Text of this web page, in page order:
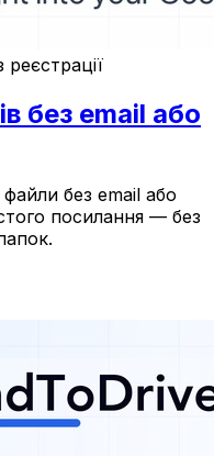
реєстрації
без email або
без email або
посилання — без